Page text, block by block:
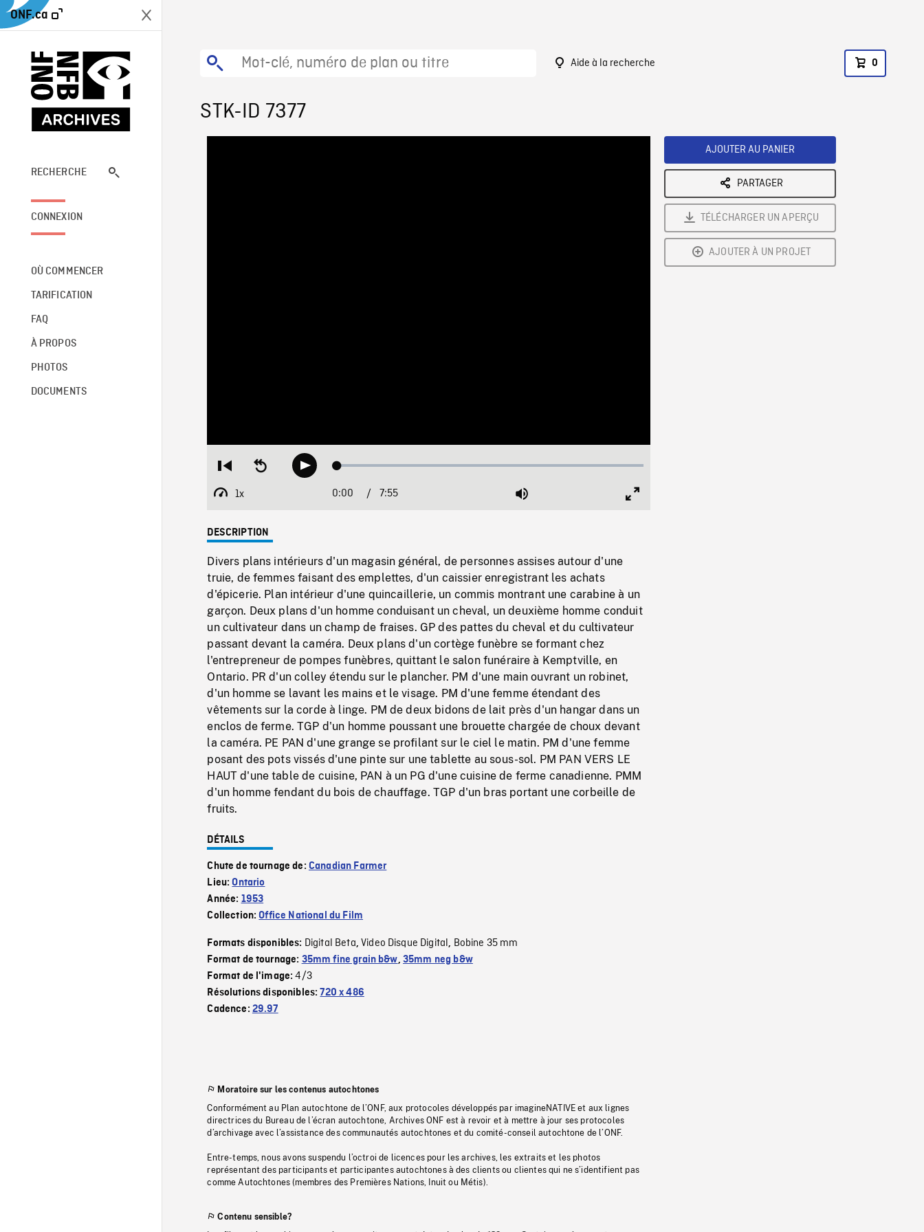
ONF.ca
RECHERCHE
CONNEXION
OÙ COMMENCER
TARIFICATION
FAQ
À PROPOS
PHOTOS
DOCUMENTS
Aide à la recherche 0
STK-ID 7377
Restart
beginning
Seek
backwardPlay Loaded:
1x
Playback
Current
0:00 / 7:55 Mute
DESCRIPTION
Divers plans intérieurs d'un magasin général, de personnes assises autour d'une
truie, de femmes faisant des emplettes, d'un caissier enregistrant les achats
d'épicerie. Plan intérieur d'une quincaillerie, un commis montrant une carabine à un
garçon. Deux plans d'un homme conduisant un cheval, un deuxième homme conduit
un cultivateur dans un champ de fraises. GP des pattes du cheval et du cultivateur
passant devant la caméra. Deux plans d'un cortège funèbre se formant chez
l'entrepreneur de pompes funèbres, quittant le salon funéraire à Kemptville, en
Ontario. PR d'un colley étendu sur le plancher. PM d'une main ouvrant un robinet,
d'un homme se lavant les mains et le visage. PM d'une femme étendant des
vêtements sur la corde à linge. PM de deux bidons de lait près d'un hangar dans un
enclos de ferme. TGP d'un homme poussant une brouette chargée de choux devant
la caméra. PE PAN d'une grange se profilant sur le ciel le matin. PM d'une femme
posant des pots vissés d'une pinte sur une tablette au sous-sol. PM PAN VERS LE
HAUT d'une table de cuisine, PAN à un PG d'une cuisine de ferme canadienne. PMM
d'un homme fendant du bois de chauffage. TGP d'un bras portant une corbeille de
fruits.
DÉTAILS
Chute de tournage de: Canadian Farmer
Lieu:Ontario
Année: 1953
Collection:Office National du Film
Formats disponibles: Digital Beta,Video Disque Digital, Bobine 35 mm
Format de tournage: 35mm fine grain b&w, 35mm neg b&w
Format de l'image:4/3
Résolutions disponibles:720 x 486
Cadence: 29.97
Moratoire sur les contenus autochtones
Conformément au Plan autochtone de l’ONF, aux protocoles développés par imagineNATIVE et aux lignes
directrices du Bureau de l’écran autochtone, Archives ONF est à revoir et à mettre à jour ses protocoles
d’archivage avec l’assistance des communautés autochtones et du comité-conseil autochtone de l’ONF.
Entre-temps, nous avons suspendu l’octroi de licences pour les archives, les extraits et les photos
représentant des participants et participantes autochtones à des clients ou clientes qui ne s’identifient pas
comme Autochtones (membres des Premières Nations, Inuit ou Métis).
Contenu sensible?
AJOUTER AU PANIER
PARTAGER
TÉLÉCHARGER UN APERÇU
AJOUTER À UN PROJET